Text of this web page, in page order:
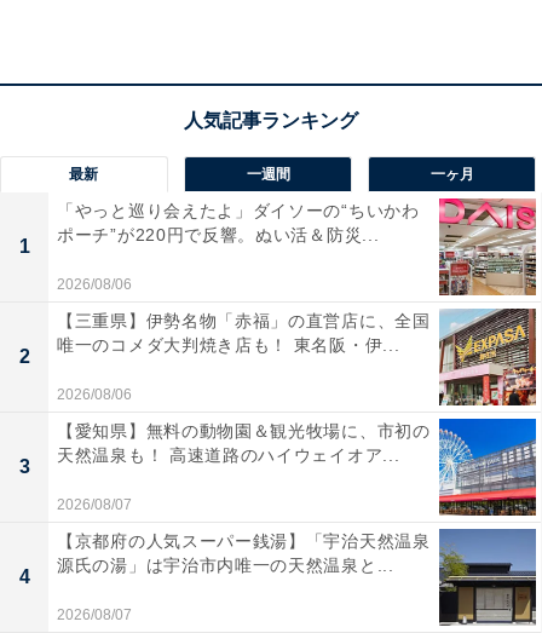
楽しむことができます。日常のお出かけやサブバッグと
しても大活躍してくれる仕上がりです。
詳細情報
最新 一週間 一ヶ月
1
「やっと巡り会えたよ」ダイソーの“ちいかわ
ポーチ”が220円で反響。ぬい活＆防災...
2026/08/06
2
【三重県】伊勢名物「赤福」の直営店に、全国
唯一のコメダ大判焼き店も！ 東名阪・伊...
2026/08/06
3
【愛知県】無料の動物園＆観光牧場に、市初の
天然温泉も！ 高速道路のハイウェイオア...
2026/08/07
4
【京都府の人気スーパー銭湯】「宇治天然温泉
源氏の湯」は宇治市内唯一の天然温泉と...
2026/08/07